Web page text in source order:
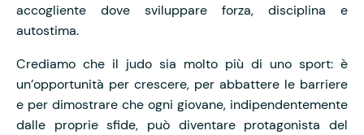
accogliente dove sviluppare forza, disciplina e
autostima.
Crediamo che il judo sia molto più di uno sport: è
un’opportunità per crescere, per abbattere le barriere
e per dimostrare che ogni giovane, indipendentemente
dalle proprie sfide, può diventare protagonista del